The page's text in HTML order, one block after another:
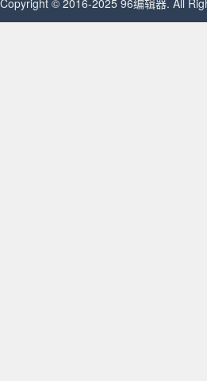
Copyright © 2016-2025 96编辑器. All